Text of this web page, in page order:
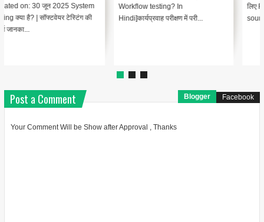
लिए Ruby Libraries का एक Open
source family है। यह इंटरनेट ए...
Tests के समूह से संबंधित है, जिन्हें अक्सर
गलत समझा जाता है और/या एक द...
Post a Comment Blogger Facebook
Your Comment Will be Show after Approval , Thanks